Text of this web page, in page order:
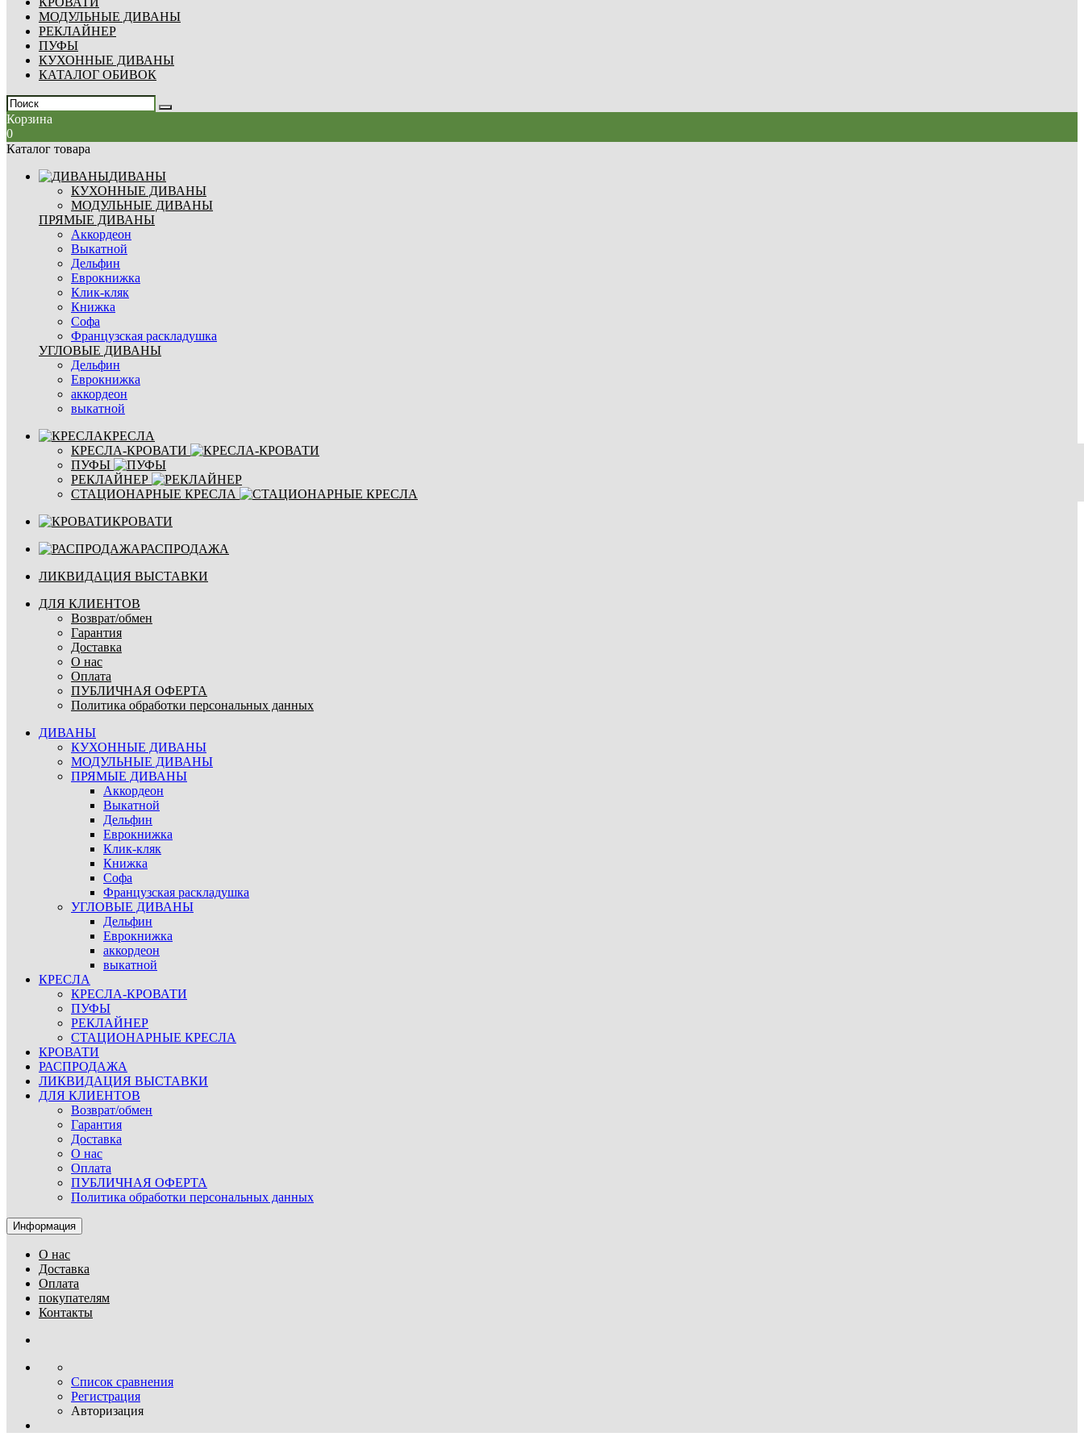
МОДУЛЬНЫЕ ДИВАНЫ
РЕКЛАЙНЕР
ПУФЫ
КУХОННЫЕ ДИВАНЫ
КАТАЛОГ ОБИВОК
Корзина
0
Каталог товара
ДИВАНЫ
КУХОННЫЕ ДИВАНЫ
МОДУЛЬНЫЕ ДИВАНЫ
ПРЯМЫЕ ДИВАНЫ
Аккордеон
Выкатной
Дельфин
Еврокнижка
Клик-кляк
Книжка
Софа
Французская раскладушка
УГЛОВЫЕ ДИВАНЫ
Дельфин
Еврокнижка
аккордеон
выкатной
КРЕСЛА
КРЕСЛА-КРОВАТИ
ПУФЫ
РЕКЛАЙНЕР
СТАЦИОНАРНЫЕ КРЕСЛА
КРОВАТИ
РАСПРОДАЖА
ЛИКВИДАЦИЯ ВЫСТАВКИ
ДЛЯ КЛИЕНТОВ
Возврат/обмен
Гарантия
Доставка
О нас
Оплата
ПУБЛИЧНАЯ ОФЕРТА
Политика обработки персональных данных
ДИВАНЫ
КУХОННЫЕ ДИВАНЫ
МОДУЛЬНЫЕ ДИВАНЫ
ПРЯМЫЕ ДИВАНЫ
Аккордеон
Выкатной
Дельфин
Еврокнижка
Клик-кляк
Книжка
Софа
Французская раскладушка
УГЛОВЫЕ ДИВАНЫ
Дельфин
Еврокнижка
аккордеон
выкатной
КРЕСЛА
КРЕСЛА-КРОВАТИ
ПУФЫ
РЕКЛАЙНЕР
СТАЦИОНАРНЫЕ КРЕСЛА
КРОВАТИ
РАСПРОДАЖА
ЛИКВИДАЦИЯ ВЫСТАВКИ
ДЛЯ КЛИЕНТОВ
Возврат/обмен
Гарантия
Доставка
О нас
Оплата
ПУБЛИЧНАЯ ОФЕРТА
Политика обработки персональных данных
Информация
О нас
Доставка
Оплата
покупателям
Контакты
Список сравнения
Регистрация
Авторизация